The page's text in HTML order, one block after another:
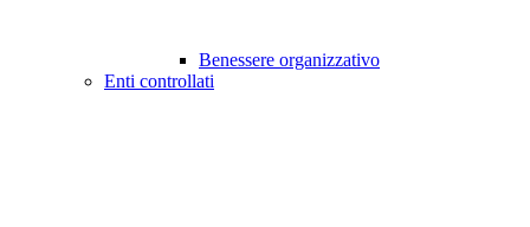
Benessere organizzativo
Enti controllati